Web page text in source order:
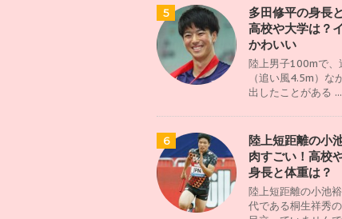
5
多田修平の身長
高校や大学は？
かわいい
陸上男子100mで、
（追い風4.5m）な
出したことがある ...
6
陸上短距離の小
肉すごい！高校
身長と体重は？
陸上短距離の小池
代である桐生祥秀